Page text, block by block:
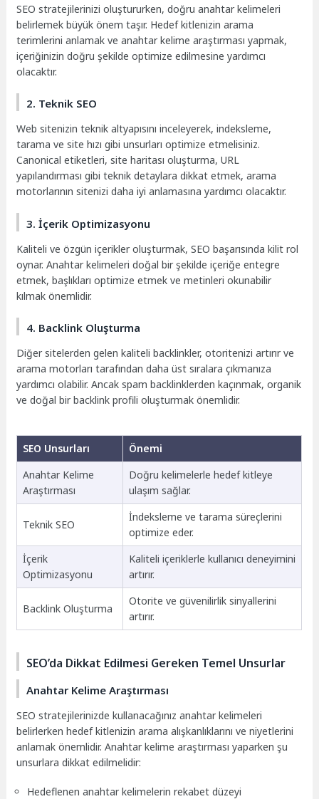
SEO stratejilerinizi oluştururken, doğru anahtar kelimeleri
belirlemek büyük önem taşır. Hedef kitlenizin arama
terimlerini anlamak ve anahtar kelime araştırması yapmak,
içeriğinizin doğru şekilde optimize edilmesine yardımcı
olacaktır.
2. Teknik SEO
Web sitenizin teknik altyapısını inceleyerek, indeksleme,
tarama ve site hızı gibi unsurları optimize etmelisiniz.
Canonical etiketleri, site haritası oluşturma, URL
yapılandırması gibi teknik detaylara dikkat etmek, arama
motorlarının sitenizi daha iyi anlamasına yardımcı olacaktır.
3. İçerik Optimizasyonu
Kaliteli ve özgün içerikler oluşturmak, SEO başarısında kilit rol
oynar. Anahtar kelimeleri doğal bir şekilde içeriğe entegre
etmek, başlıkları optimize etmek ve metinleri okunabilir
kılmak önemlidir.
4. Backlink Oluşturma
Diğer sitelerden gelen kaliteli backlinkler, otoritenizi artırır ve
arama motorları tarafından daha üst sıralara çıkmanıza
yardımcı olabilir. Ancak spam backlinklerden kaçınmak, organik
ve doğal bir backlink profili oluşturmak önemlidir.
SEO Unsurları
Önemi
Anahtar Kelime
Araştırması
Doğru kelimelerle hedef kitleye
ulaşım sağlar.
Teknik SEO
İndeksleme ve tarama süreçlerini
optimize eder.
İçerik
Optimizasyonu
Kaliteli içeriklerle kullanıcı deneyimini
artırır.
Backlink Oluşturma
Otorite ve güvenilirlik sinyallerini
artırır.
SEO’da Dikkat Edilmesi Gereken Temel Unsurlar
Anahtar Kelime Araştırması
SEO stratejilerinizde kullanacağınız anahtar kelimeleri
belirlerken hedef kitlenizin arama alışkanlıklarını ve niyetlerini
anlamak önemlidir. Anahtar kelime araştırması yaparken şu
unsurlara dikkat edilmelidir:
Hedeflenen anahtar kelimelerin rekabet düzeyi